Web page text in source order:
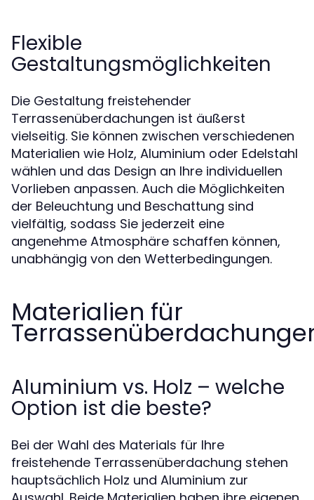
Flexible
Gestaltungsmöglichkeiten
Die Gestaltung freistehender
Terrassenüberdachungen ist äußerst
vielseitig. Sie können zwischen verschiedenen
Materialien wie Holz, Aluminium oder Edelstahl
wählen und das Design an Ihre individuellen
Vorlieben anpassen. Auch die Möglichkeiten
der Beleuchtung und Beschattung sind
vielfältig, sodass Sie jederzeit eine
angenehme Atmosphäre schaffen können,
unabhängig von den Wetterbedingungen.
Materialien für
Aluminium vs. Holz – welche
Option ist die beste?
Bei der Wahl des Materials für Ihre
freistehende Terrassenüberdachung stehen
hauptsächlich Holz und Aluminium zur